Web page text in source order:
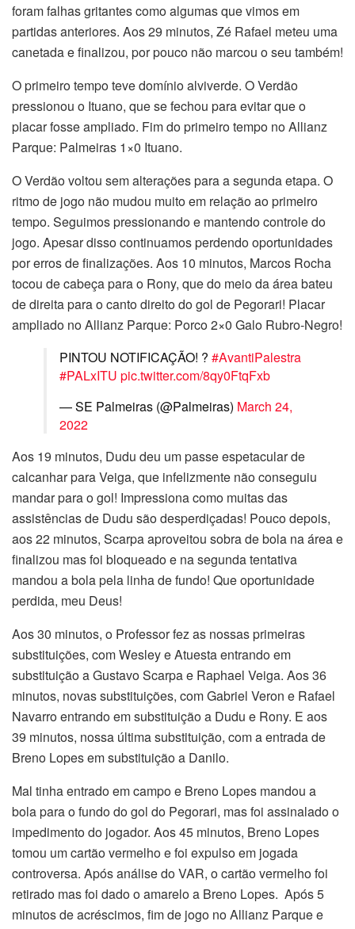
foram falhas gritantes como algumas que vimos em
partidas anteriores. Aos 29 minutos, Zé Rafael meteu uma
canetada e finalizou, por pouco não marcou o seu também!
O primeiro tempo teve domínio alviverde. O Verdão
pressionou o Ituano, que se fechou para evitar que o
placar fosse ampliado. Fim do primeiro tempo no Allianz
Parque: Palmeiras 1×0 Ituano.
O Verdão voltou sem alterações para a segunda etapa. O
ritmo de jogo não mudou muito em relação ao primeiro
tempo. Seguimos pressionando e mantendo controle do
jogo. Apesar disso continuamos perdendo oportunidades
por erros de finalizações. Aos 10 minutos, Marcos Rocha
tocou de cabeça para o Rony, que do meio da área bateu
de direita para o canto direito do gol de Pegorari! Placar
ampliado no Allianz Parque: Porco 2×0 Galo Rubro-Negro!
PINTOU NOTIFICAÇÃO! ? #AvantiPalestra
#PALxITU pic.twitter.com/8qy0FtqFxb
— SE Palmeiras (@Palmeiras) March 24,
2022
Aos 19 minutos, Dudu deu um passe espetacular de
calcanhar para Veiga, que infelizmente não conseguiu
mandar para o gol! Impressiona como muitas das
assistências de Dudu são desperdiçadas! Pouco depois,
aos 22 minutos, Scarpa aproveitou sobra de bola na área e
finalizou mas foi bloqueado e na segunda tentativa
mandou a bola pela linha de fundo! Que oportunidade
perdida, meu Deus!
Aos 30 minutos, o Professor fez as nossas primeiras
substituições, com Wesley e Atuesta entrando em
substituição a Gustavo Scarpa e Raphael Veiga. Aos 36
minutos, novas substituições, com Gabriel Veron e Rafael
Navarro entrando em substituição a Dudu e Rony. E aos
39 minutos, nossa última substituição, com a entrada de
Breno Lopes em substituição a Danilo.
Mal tinha entrado em campo e Breno Lopes mandou a
bola para o fundo do gol do Pegorari, mas foi assinalado o
impedimento do jogador. Aos 45 minutos, Breno Lopes
tomou um cartão vermelho e foi expulso em jogada
controversa. Após análise do VAR, o cartão vermelho foi
retirado mas foi dado o amarelo a Breno Lopes. Após 5
minutos de acréscimos, fim de jogo no Allianz Parque e